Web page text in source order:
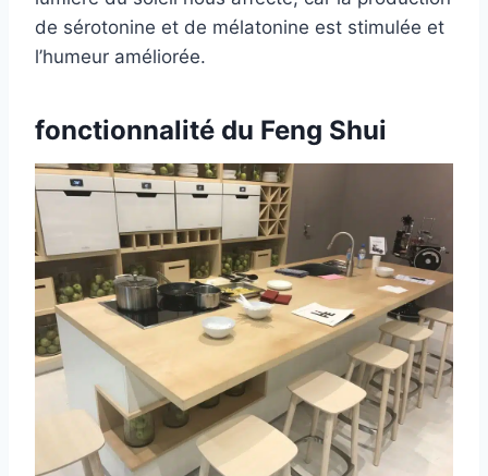
de sérotonine et de mélatonine est stimulée et
l’humeur améliorée.
fonctionnalité du Feng Shui